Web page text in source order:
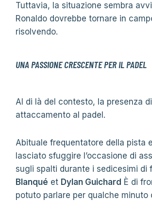
Tuttavia, la situazione sembra
Ronaldo dovrebbe tornare in
risolvendo.
UNA PASSIONE CRESCENTE PER IL PADEL
Al di là del contesto, la presenza
attaccamento al padel.
Abituale frequentatore della pista
lasciato sfuggire l’occasione di
sugli spalti durante i sedicesimi di
Blanqué et Dylan Guichard È di
potuto parlare per qualche minuto